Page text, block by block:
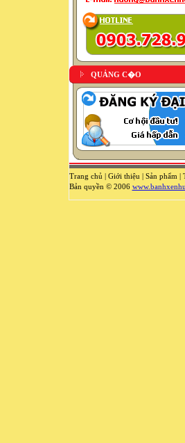
QUẢNG C�O
Trang chủ | Giới thiệu | Sản phẩm |
Bản quyền © 2006